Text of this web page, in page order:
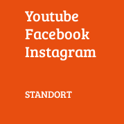
Youtube
Facebook
Instagram
STANDORT